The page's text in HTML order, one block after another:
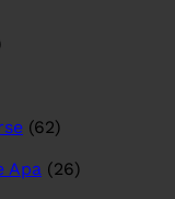
(62)
Apa (26)